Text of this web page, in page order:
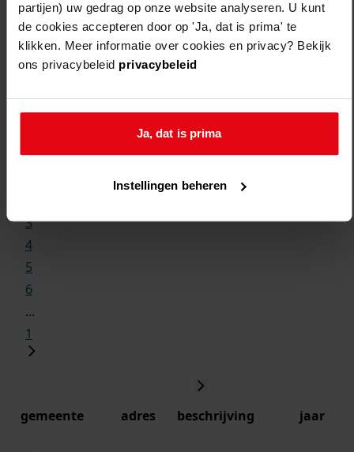
partijen) uw gedrag op onze website analyseren. U kunt
de cookies accepteren door op 'Ja, dat is prima' te
klikken. Meer informatie over cookies en privacy? Bekijk
ons privacybeleid privacybeleid
Ja, dat is prima
Instellingen beheren
1
3
4
5
6
...
1
gemeente adres beschrijving jaar